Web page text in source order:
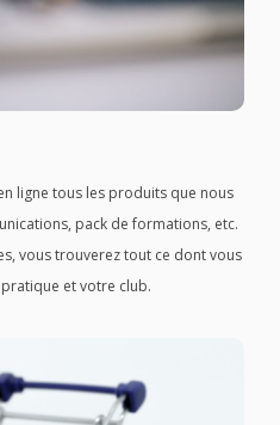
ligne tous les produits que nous
pack de formations, etc.
vous trouverez tout ce dont vous
et votre club.